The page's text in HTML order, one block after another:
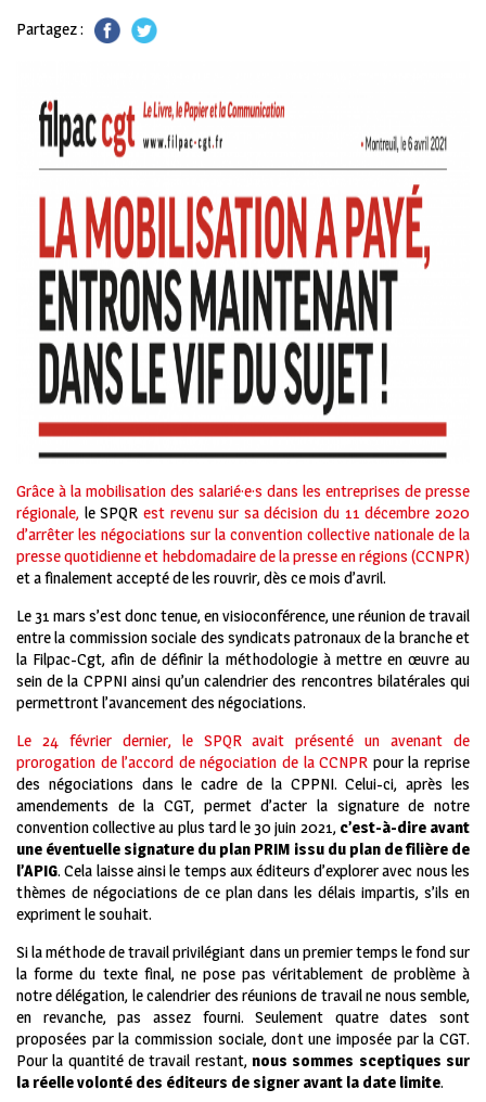
Partagez :
Grâce à la mobilisation des salarié·e·s dans les entreprises de presse
régionale, le SPQR est revenu sur sa décision du 11 décembre 2020
d’arrêter les négociations sur la convention collective nationale de la
presse quotidienne et hebdomadaire de la presse en régions (CCNPR)
et a finalement accepté de les rouvrir, dès ce mois d’avril.
Le 31 mars s’est donc tenue, en visioconférence, une réunion de travail
entre la commission sociale des syndicats patronaux de la branche et
la Filpac-Cgt, afin de définir la méthodologie à mettre en œuvre au
sein de la CPPNI ainsi qu’un calendrier des rencontres bilatérales qui
permettront l’avancement des négociations.
Le 24 février dernier, le SPQR avait présenté un avenant de
prorogation de l’accord de négociation de la CCNPR pour la reprise
des négociations dans le cadre de la CPPNI. Celui-ci, après les
amendements de la CGT, permet d’acter la signature de notre
convention collective au plus tard le 30 juin 2021, c’est-à-dire avant
une éventuelle signature du plan PRIM issu du plan de filière de
l’APIG. Cela laisse ainsi le temps aux éditeurs d’explorer avec nous les
thèmes de négociations de ce plan dans les délais impartis, s’ils en
expriment le souhait.
Si la méthode de travail privilégiant dans un premier temps le fond sur
la forme du texte final, ne pose pas véritablement de problème à
notre délégation, le calendrier des réunions de travail ne nous semble,
en revanche, pas assez fourni. Seulement quatre dates sont
proposées par la commission sociale, dont une imposée par la CGT.
Pour la quantité de travail restant, nous sommes sceptiques sur
la réelle volonté des éditeurs de signer avant la date limite.